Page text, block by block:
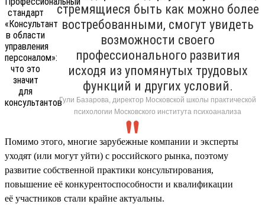
стремящиеся быть как можно более
востребованными, смогут увидеть
возможности своего
профессионального развития
исходя из упомянутых трудовых
функций и других условий.
Гули Базарова, директор Московской школы практической
психологии Московского института психоанализа
Помимо этого, многие зарубежные компании и эксперты
уходят (или могут уйти) с российского рынка, поэтому
развитие собственной практики консультирования,
повышение её конкурентоспособности и квалификации
её участников стали крайне актуальны.